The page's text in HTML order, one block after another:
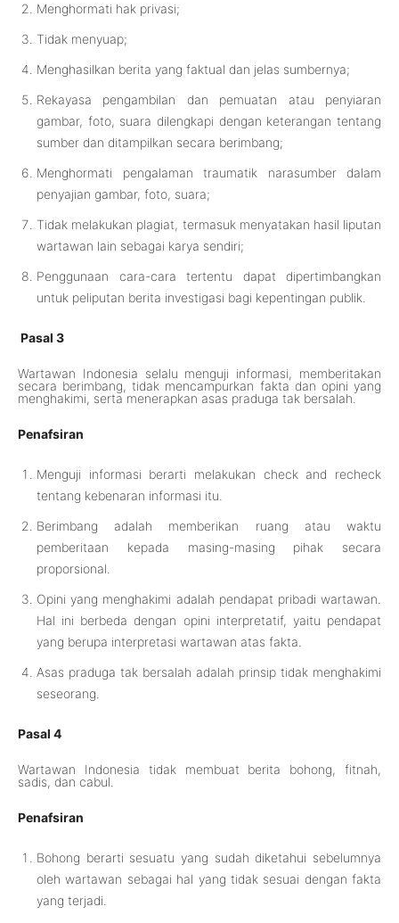
Menghormati hak privasi;
Tidak menyuap;
Menghasilkan berita yang faktual dan jelas sumbernya;
Rekayasa pengambilan dan pemuatan atau penyiaran
gambar, foto, suara dilengkapi dengan keterangan tentang
sumber dan ditampilkan secara berimbang;
Menghormati pengalaman traumatik narasumber dalam
penyajian gambar, foto, suara;
Tidak melakukan plagiat, termasuk menyatakan hasil liputan
wartawan lain sebagai karya sendiri;
Penggunaan cara-cara tertentu dapat dipertimbangkan
untuk peliputan berita investigasi bagi kepentingan publik.
Pasal 3
Wartawan Indonesia selalu menguji informasi, memberitakan
secara berimbang, tidak mencampurkan fakta dan opini yang
menghakimi, serta menerapkan asas praduga tak bersalah.
Penafsiran
Menguji informasi berarti melakukan check and recheck
tentang kebenaran informasi itu.
Berimbang adalah memberikan ruang atau waktu
pemberitaan kepada masing-masing pihak secara
proporsional.
Opini yang menghakimi adalah pendapat pribadi wartawan.
Hal ini berbeda dengan opini interpretatif, yaitu pendapat
yang berupa interpretasi wartawan atas fakta.
Asas praduga tak bersalah adalah prinsip tidak menghakimi
seseorang.
Pasal 4
Wartawan Indonesia tidak membuat berita bohong, fitnah,
sadis, dan cabul.
Penafsiran
Bohong berarti sesuatu yang sudah diketahui sebelumnya
oleh wartawan sebagai hal yang tidak sesuai dengan fakta
yang terjadi.